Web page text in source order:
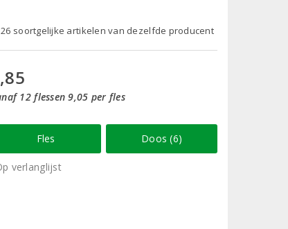
26 soortgelijke artikelen van dezelfde producent
12 flessen 9,05 per fles
Fles Doos (6)
verlanglijst